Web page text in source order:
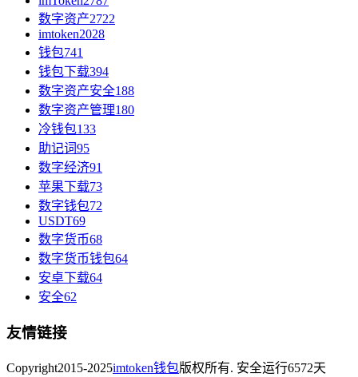
数字资产2722
imtoken2028
钱包741
钱包下载394
数字资产安全188
数字资产管理180
冷钱包133
助记词95
数字经济91
苹果下载73
数字钱包72
USDT69
数字货币68
数字货币钱包64
安卓下载64
安全62
友情链接
Copyright2015-2025imtoken钱包版权所有. 安全运行6572天